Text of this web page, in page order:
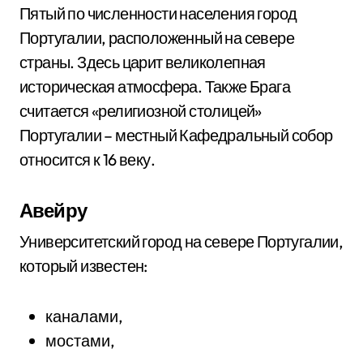
Пятый по численности населения город
Португалии, расположенный на севере
страны. Здесь царит великолепная
историческая атмосфера. Также Брага
считается «религиозной столицей»
Португалии – местный Кафедральный собор
относится к 16 веку.
Авейру
Университетский город на севере Португалии,
который известен:
каналами,
мостами,